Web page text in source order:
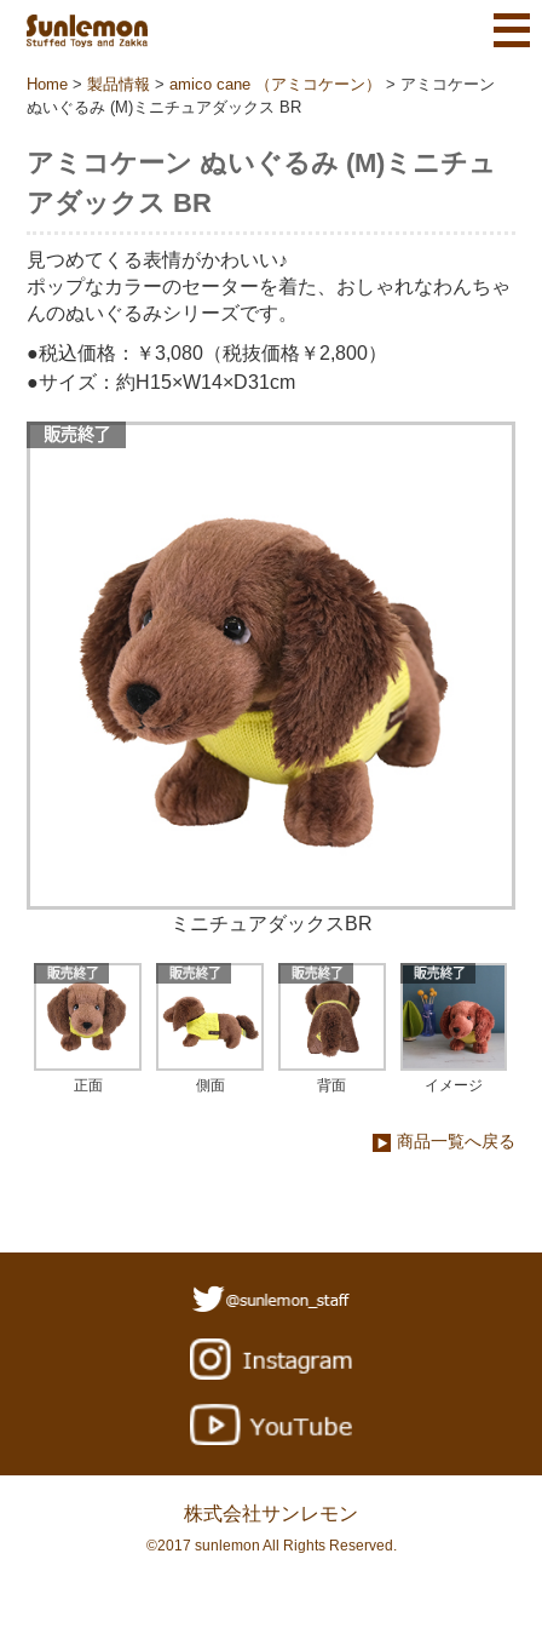
Home >製品情報 >amico cane （アミコケーン） > アミコケーン
ぬいぐるみ (M)ミニチュアダックス BR
アミコケーン ぬいぐるみ (M)ミニチュ
アダックス BR
見つめてくる表情がかわいい♪
ポップなカラーのセーターを着た、おしゃれなわんちゃ
んのぬいぐるみシリーズです。
●税込価格：￥3,080（税抜価格￥2,800）
●サイズ：約H15×W14×D31cm
ミニチュアダックスBR
正面 側面 背面 イメージ
商品一覧へ戻る
株式会社サンレモン
©2017 sunlemon All Rights Reserved.